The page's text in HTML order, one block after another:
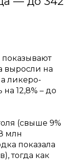
выросли на
ликеро-
12,8% – до
(свыше 9%
млн
показала
тогда как